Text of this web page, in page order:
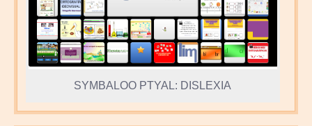
SYMBALOO PTYAL: DISLEXIA